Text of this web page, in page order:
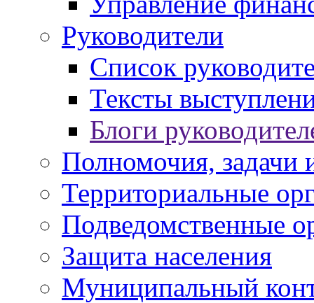
Руководители
Список
Тексты
Блоги
Полномочия, задачи
Территориальные
Подведомственные
Защита населения
Муниципальный